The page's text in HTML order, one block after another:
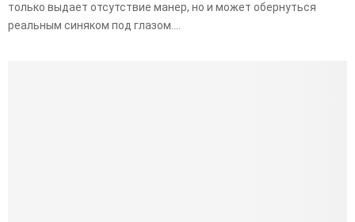
только выдает отсутствие манер, но и может обернуться
реальным синяком под глазом....